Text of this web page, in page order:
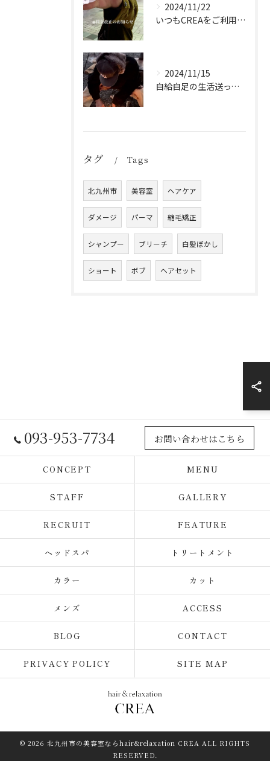
2024/11/22
いつもCREAをご利用頂き誠に有難う御座います！
2024/11/15
自給自足の生活送ってます
タグ Tags
北九州市 美容室 ヘアケア
ダメージ パーマ 縮毛矯正
シャンプー ブリーチ 白髪ぼかし
ショート ボブ ヘアセット
093-953-7734 お問い合わせはこちら
CONCEPT MENU
STAFF GALLERY
RECRUIT FEATURE
ヘッドスパ トリートメント
カラー カット
メンズ ACCESS
BLOG CONTACT
PRIVACY POLICY SITE MAP
© 2026 北九州市の美容室ならhair&relaxation CREA ALL RIGHTS
RESERVED.